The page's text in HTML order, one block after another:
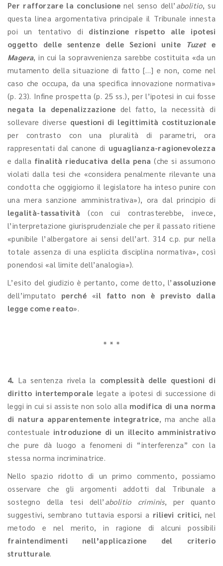
Per rafforzare la conclusione nel senso dell’ abolitio, su
questa linea argomentativa principale il Tribunale innesta
poi un tentativo di distinzione rispetto alle ipotesi
oggetto delle sentenze delle Sezioni unite Tuzete
Magera, in cui la sopravvenienza sarebbe costituita «da un
mutamento della situazione di fatto […] e non, come nel
caso che occupa, da una specifica innovazione normativa»
(p. 23). Infine prospetta (p. 25 ss.), per l’ipotesi in cui fosse
negata la depenalizzazione del fatto, la necessità di
sollevare diverse questioni di legittimità costituzionale
per contrasto con una pluralità di parametri, ora
rappresentati dal canone di uguaglianza-ragionevolezza
e dalla finalità rieducativa della pena (che si assumono
violati dalla tesi che «considera penalmente rilevante una
condotta che oggigiorno il legislatore ha inteso punire con
una mera sanzione amministrativa»), ora dal principio di
legalità-tassatività (con cui contrasterebbe, invece,
l’interpretazione giurisprudenziale che per il passato ritiene
«punibile l’albergatore ai sensi dell’art. 314 c.p. pur nella
totale assenza di una esplicita disciplina normativa», così
ponendosi «al limite dell’analogia»).
L’esito del giudizio è pertanto, come detto, l’ assoluzione
dell’imputato perché «il fatto non è previsto dalla
legge come reato».
* * *
4. La sentenza rivela la complessità delle questioni di
diritto intertemporale legate a ipotesi di successione di
leggi in cui si assiste non solo alla modifica di una norma
di natura apparentemente integratrice, ma anche alla
contestuale introduzione di un illecito amministrativo
che pure dà luogo a fenomeni di “interferenza” con la
stessa norma incriminatrice.
Nello spazio ridotto di un primo commento, possiamo
osservare che gli argomenti addotti dal Tribunale a
sostegno della tesi dell’ abolitio criminis, per quanto
suggestivi, sembrano tuttavia esporsi a rilievi critici, nel
metodo e nel merito, in ragione di alcuni possibili
fraintendimenti nell’applicazione del criterio
strutturale.